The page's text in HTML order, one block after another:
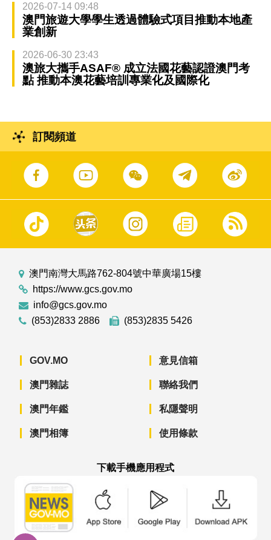
2026-07-14 09:48
澳門旅遊大學學生透過體驗式項目推動本地產
業創新
2026-06-30 23:43
澳旅大攜手ASAF® 成立法國花藝認證澳門考
點 推動本澳花藝培訓專業化及國際化
訂閱頻道
澳門南灣大馬路762-804號中華廣場15樓
https://www.gcs.gov.mo
info@gcs.gov.mo
(853)2833 2886
(853)2835 5426
GOV.MO
澳門雜誌
澳門年鑑
澳門相簿
意見信箱
聯絡我們
私隱聲明
使用條款
下載手機應用程式